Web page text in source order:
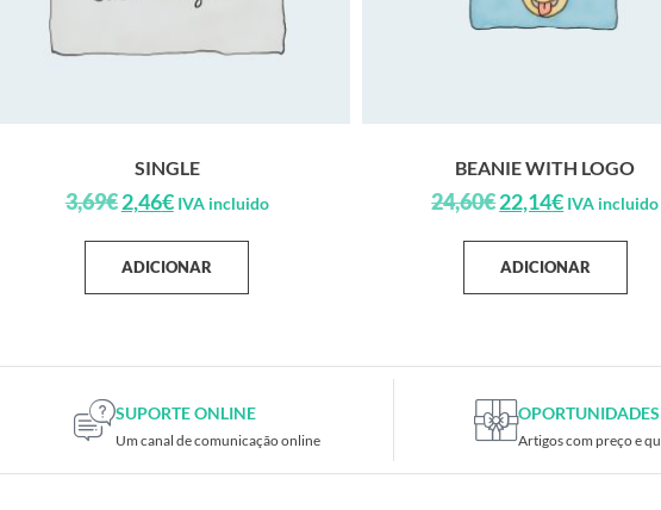
SINGLE
3,69€2,46€ IVA incluido
ADICIONAR
BEANIE WITH LOGO
24,60€22,14€ IVA incluido
ADICIONAR
SUPORTE ONLINE
Um canal de comunicação online
OPORTUNIDADES
Artigos com preço e